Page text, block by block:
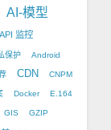
AI-模型
API 监控
保护 Android
CDN CNPM
Docker E.164
GIS GZIP